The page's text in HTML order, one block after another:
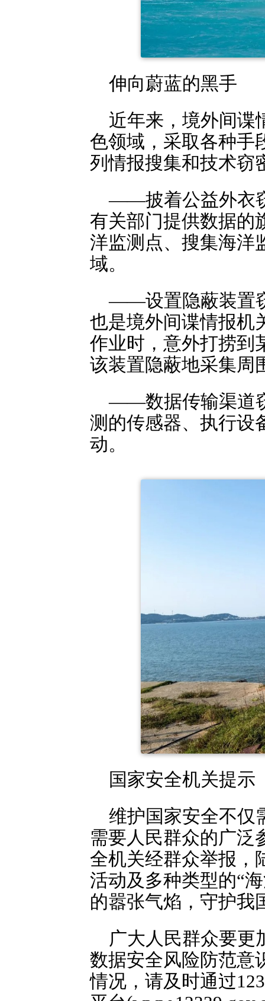
伸向蔚蓝的黑手
近年来，境外间谍
色领域，采取各种手
列情报搜集和技术窃
——披着公益外衣
有关部门提供数据的
洋监测点、搜集海洋
域。
——设置隐蔽装置
也是境外间谍情报机
作业时，意外打捞到
该装置隐蔽地采集周
——数据传输渠道
测的传感器、执行设
动。
国家安全机关提示
维护国家安全不仅
需要人民群众的广泛
全机关经群众举报，
活动及多种类型的“
的嚣张气焰，守护我
广大人民群众要更
数据安全风险防范意
情况，请及时通过